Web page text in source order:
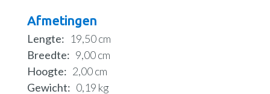
Afmetingen
Lengte
19,50 cm
Breedte
9,00 cm
Hoogte
2,00 cm
Gewicht
0,19 kg